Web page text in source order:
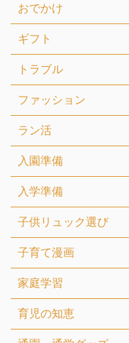
おでかけ
ギフト
トラブル
ファッション
ラン活
入園準備
入学準備
子供リュック選び
子育て漫画
家庭学習
育児の知恵